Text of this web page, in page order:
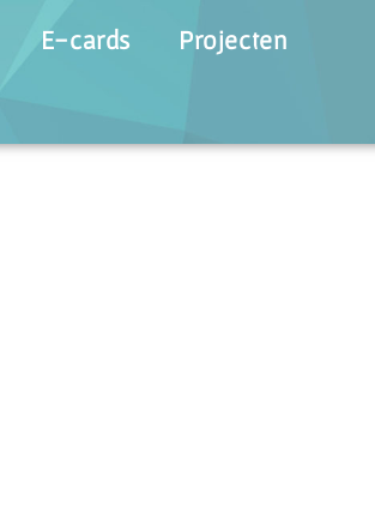
E-cards Projecten